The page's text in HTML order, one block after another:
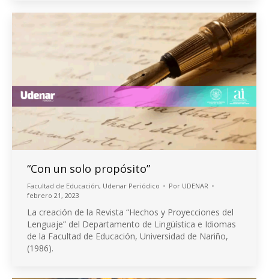
“Con un solo propósito”
Facultad de Educación, Udenar Periódico Por UDENAR
febrero 21, 2023
La creación de la Revista “Hechos y Proyecciones del
Lenguaje” del Departamento de Lingüística e Idiomas
de la Facultad de Educación, Universidad de Nariño,
(1986).